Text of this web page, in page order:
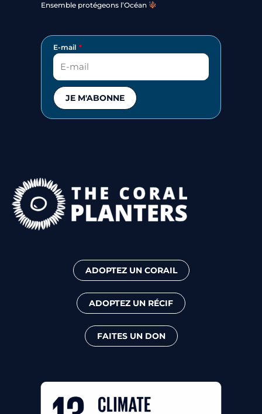
Ensemble protégeons l’Océan
E-mail
JE M'ABONNE
ADOPTEZ UN CORAIL
ADOPTEZ UN RÉCIF
FAITES UN DON